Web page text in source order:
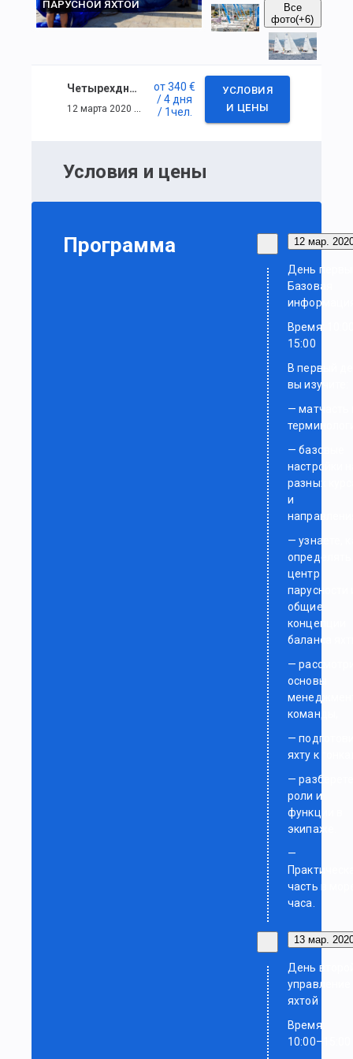
ПАРУСНОЙ ЯХТОЙ
Все
фото(+6)
Четырехдневный курс по управлению парусной яхтой
12 марта 2020 г. — 15 марта 2020 г.
от340 €
/ 4 дня
/ 1чел.
УСЛОВИЯ
И ЦЕНЫ
Условия и цены
Программа 12 мар.
День
Базовая
Время:
15:00
В первый
вы изучите:
— матчасть
— базовые
настройки
разных
и
— узнаете,
определять
центр
парусности
общие
концепции
баланса
—
основы
команды,
—
яхту к
—
роли и
функции в
экипаже.
—
часть в
часа.
13 мар.
День
управление
яхтой
Время:
10:00–15:00